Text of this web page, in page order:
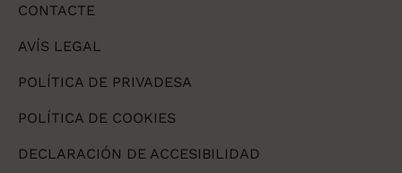
CONTACTE
AVÍS LEGAL
POLÍTICA DE PRIVADESA
POLÍTICA DE COOKIES
DECLARACIÓN DE ACCESIBILIDAD